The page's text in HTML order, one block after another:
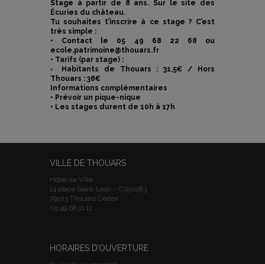
Stage à partir de 8 ans. Sur le site des
Écuries du château.
Tu souhaites t’inscrire à ce stage ? C’est
très simple :
• Contact le 05 49 68 22 68 ou
ecole.patrimoine@thouars.fr
• Tarifs (par stage) :
◦ Habitants de Thouars : 31,5€ / Hors
Thouars : 38€
Informations complémentaires
• Prévoir un pique-nique
• Les stages durent de 10h à 17h
VILLE DE THOUARS
Hôtel de Ville
14 place Saint-Laon – CS50183
79103 Thouars Cedex
05.49.68.11.11
HORAIRES D’OUVERTURE